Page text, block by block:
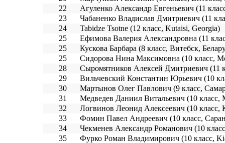
22
Агуленко Александр Евгеньевич (11
23
Чабаненко Владислав Дмитриевич (11
24
Tabidze Tsotne (12 класс, Kutaisi, Georgia)
25
Ефимова Валерия Александровна (11
25
Кускова Барбара (8 класс, Витебск,
25
Сидорова Нина Максимовна (10 класс,
28
Сыромятников Алексей Дмитриевич (11
29
Вильчевский Константин Юрьевич (10
30
Мартынов Олег Павлович (9 класс,
31
Медведев Даниил Витальевич (10 класс,
32
Логвинов Леонид Алексеевич (10 класс,
33
Фомин Павел Андреевич (10 класс,
34
Чекменев Александр Романович (10
35
Фурко Роман Владимирович (10 класс,